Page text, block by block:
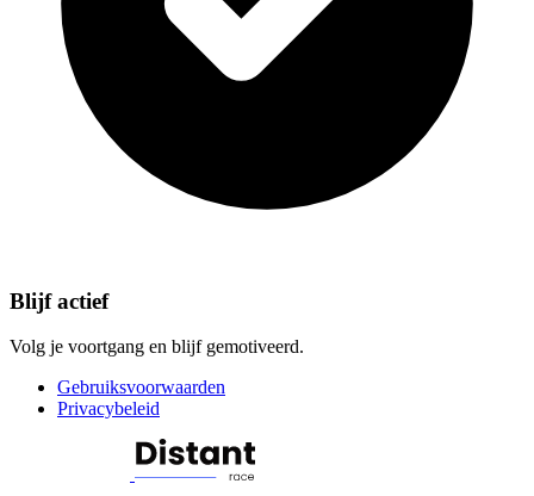
Blijf actief
Volg je voortgang en blijf gemotiveerd.
Gebruiksvoorwaarden
Privacybeleid